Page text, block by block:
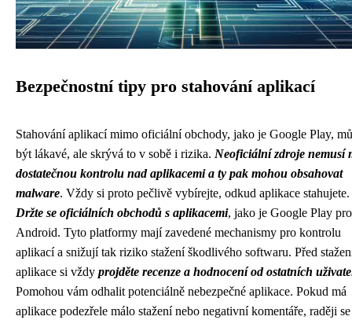
Bezpečnostní tipy pro stahování aplikací
Stahování aplikací mimo oficiální obchody, jako je Google Play,
být lákavé, ale skrývá to v sobě i rizika. Neoficiální zdroje nemusí
dostatečnou kontrolu nad aplikacemi a ty pak mohou obsahovat
malware. Vždy si proto pečlivě vybírejte, odkud aplikace stahujete.
Držte se oficiálních obchodů s aplikacemi, jako je Google Play pro
Android. Tyto platformy mají zavedené mechanismy pro kontrolu
aplikací a snižují tak riziko stažení škodlivého softwaru. Před
aplikace si vždy projděte recenze a hodnocení od ostatních
Pomohou vám odhalit potenciálně nebezpečné aplikace. Pokud má
aplikace podezřele málo stažení nebo negativní komentáře, raději